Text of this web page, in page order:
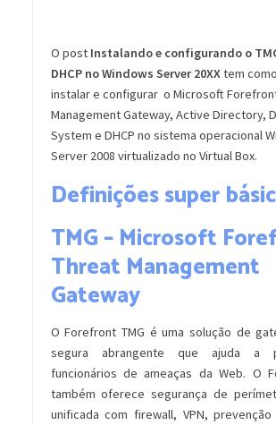
O post Instalando e configurando o
DHCP no Windows Server 20XXtem
instalar e configurar o Microsoft
Management Gateway, Active Directory,
System e DHCP no sistema operacional
Server 2008 virtualizado no Virtual Box.
Definições super
TMG – Microsoft
Threat Management
Gateway
O Forefront TMG é uma solução de
segura abrangente que ajuda a
funcionários de ameaças da Web. O
também oferece segurança de
unificada com firewall, VPN,